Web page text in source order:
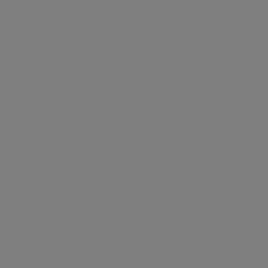
de modernste trucks, die voldoen aan de strengste